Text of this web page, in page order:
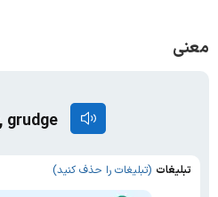
معنی
grudge
تبلیغات (تبلیغات را حذف کنید)